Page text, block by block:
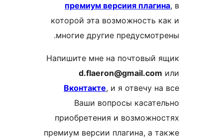
премиум версиия
которой эта возможность
многие другие
Напишите мне на почтовый
d.flaeron@gmail.com
Вконтакте , и я отвечу
Ваши вопросы
приобретения и
премиум версии плагина, а